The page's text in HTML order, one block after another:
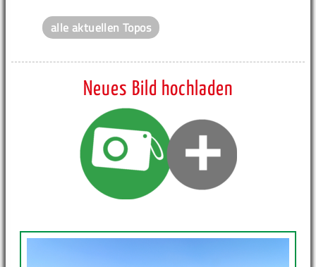
alle aktuellen Topos
Neues Bild hochladen